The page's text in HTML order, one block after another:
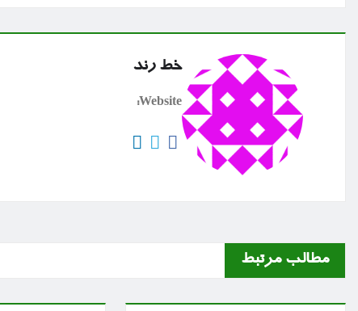
خط رند
Website:
مطالب مرتبط